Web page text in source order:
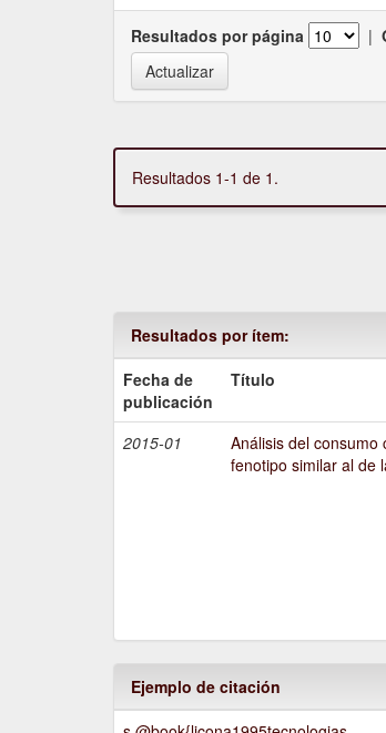
Resultados por página |
Resultados 1-1 de 1.
Resultados por ítem:
Fecha de
publicación
Título
2015-01
Análisis del
fenotipo similar al de
Ejemplo de citación